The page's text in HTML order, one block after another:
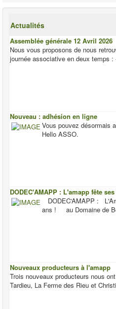
Actualités
Assemblée générale 12 Avril 2026
Nous vous proposons de nous
journée associative en deux temps
Nouveau : adhésion en ligne
Vous pouvez désormais
Hello ASSO.
DODEC'AMAPP : L'amapp fête
DODEC'AMAPP :
ans ! au Domaine de
Nouveaux producteurs à l'amapp
Trois nouveaux producteurs nous
Tardieu, La Ferme des Rieu et